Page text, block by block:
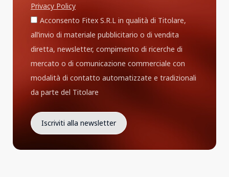
Privacy Policy
Acconsento Fitex S.R.L in qualità di Titolare,
all’invio di materiale pubblicitario o di vendita
diretta, newsletter, compimento di ricerche di
mercato o di comunicazione commerciale con
modalità di contatto automatizzate e tradizionali
da parte del Titolare